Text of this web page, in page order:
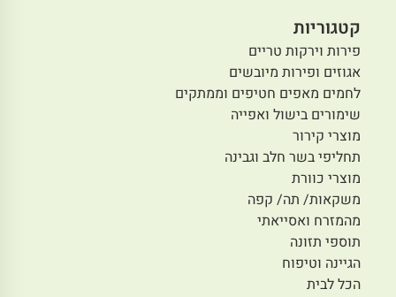
קטגוריות
פירות וירקות טריים
אגוזים ופירות מיובשים
לחמים מאפים חטיפים וממתקים
שימורים בישול ואפייה
מוצרי קירור
תחליפי בשר חלב וגבינה
מוצרי כוורת
משקאות/ תה/ קפה
מהמזרח ואסייאתי
תוספי תזונה
הגיינה וטיפוח
הכל לבית